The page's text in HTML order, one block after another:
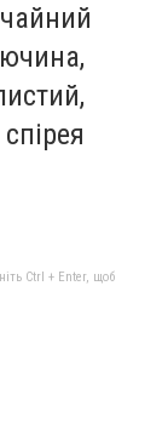
Ctrl + Enter, щоб